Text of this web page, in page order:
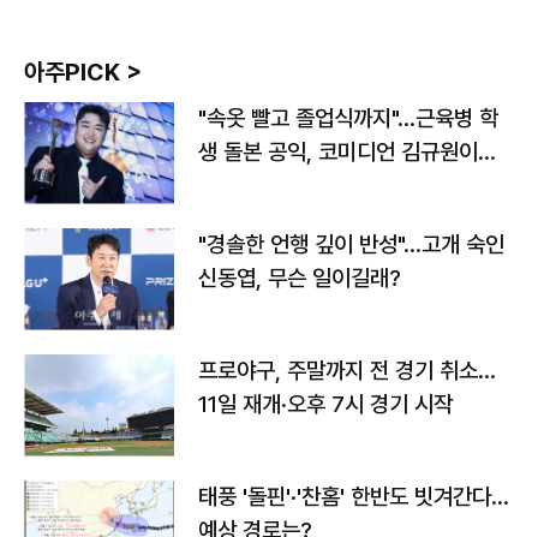
아주PICK >
"속옷 빨고 졸업식까지"…근육병 학
생 돌본 공익, 코미디언 김규원이었
"경솔한 언행 깊이 반성"…고개 숙인
신동엽, 무슨 일이길래?
프로야구, 주말까지 전 경기 취소…
11일 재개·오후 7시 경기 시작
태풍 '돌핀'·'찬홈' 한반도 빗겨간다…
예상 경로는?